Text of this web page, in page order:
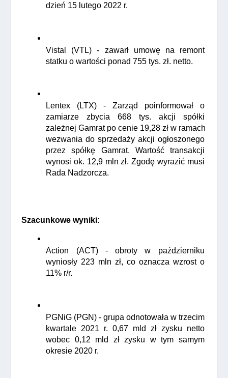
dzień 15 lutego 2022 r.
Vistal (VTL) - zawarł umowę na remont
statku o wartości ponad 755 tys. zł. netto.
Lentex (LTX) - Zarząd poinformował o
zamiarze zbycia 668 tys. akcji spółki
zależnej Gamrat po cenie 19,28 zł w ramach
wezwania do sprzedaży akcji ogłoszonego
przez spółkę Gamrat. Wartość transakcji
wynosi ok. 12,9 mln zł. Zgodę wyrazić musi
Rada Nadzorcza.
Szacunkowe wyniki:
Action (ACT) - obroty w październiku
wyniosły 223 mln zł, co oznacza wzrost o
11% r/r.
PGNiG (PGN) - grupa odnotowała w trzecim
kwartale 2021 r. 0,67 mld zł zysku netto
wobec 0,12 mld zł zysku w tym samym
okresie 2020 r.